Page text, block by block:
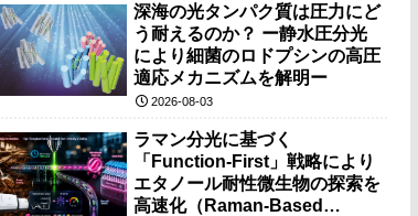
子の検出を実現－
深海の光タンパク質は圧力にど
う耐えるのか？ ー静水圧分光
により細菌のロドプシンの高圧
適応メカニズムを解明ー
2026-08-03
ラマン分光に基づく
「Function-First」戦略により
エタノール耐性微生物の探索を
高速化（Raman-Based